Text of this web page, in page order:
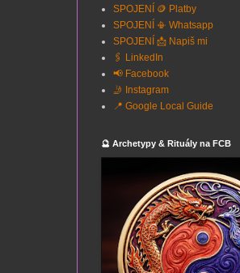
SPOJENÍ 🪙 Platby
SPOJENÍ 📳 Whatsapp
SPOJENÍ 📩 Napiš mi
🖇️ LinkedIn
📢 Facebook
🤳 Instagram
📍 Google Local Guide
🔮 Archetypy & Rituály na FCB